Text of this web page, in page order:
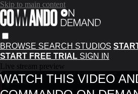
Skip to main content
BROWSE SEARCH STUDIOS
START FREE TRIAL SIGN IN
Live stream preview
WATCH THIS VIDEO